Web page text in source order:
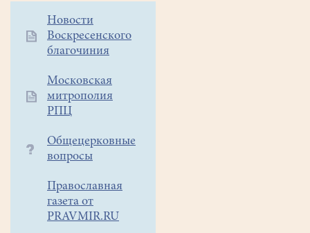
Дополнительное
меню
Новости
Воскресенского
благочиния
Московская
митрополия
РПЦ
Общецерковные
вопросы
Православная
газета от
PRAVMIR.RU